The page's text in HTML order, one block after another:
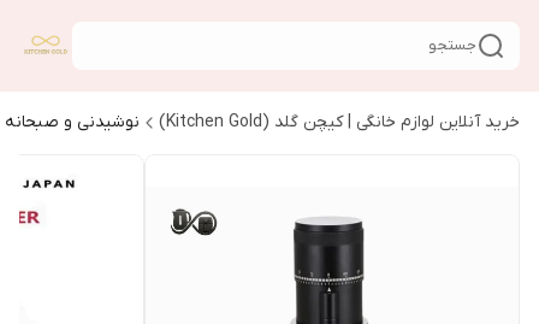
جستجو
خرید آنلاین لوازم خانگی | کیچن گلد (Kitchen Gold) نوشیدنی و صبحانه